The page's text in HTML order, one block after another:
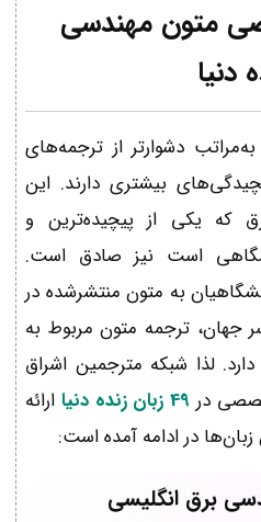
متون مهندسی
دشوارتر از ترجمه‌های
بیشتری دارند. این
که یکی از پیچیده‌ترین و
است نیز صادق است.
به متون منتشرشده در
جهان، ترجمه متون مربوط به
لذا شبکه مترجمین اشراق
در 49 زبان زنده دنیا
ارائه
در ادامه آمده است:
برق انگلیسی